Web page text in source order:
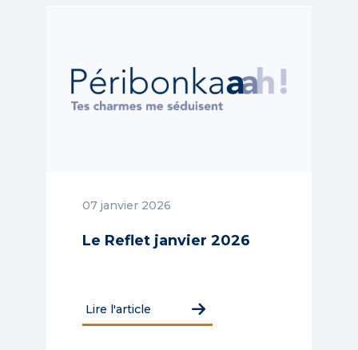
07 janvier 2026
Le Reflet janvier 2026
Lire l'article